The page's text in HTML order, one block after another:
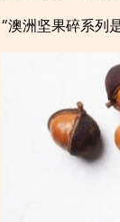
“澳洲坚果碎系列